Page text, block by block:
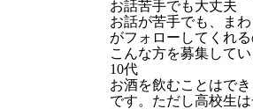
お話苦手でも大丈夫
お話が苦手でも、ま
がフォローしてくれ
こんな方を募集して
10代
お酒を飲むことはで
です。ただし高校生は